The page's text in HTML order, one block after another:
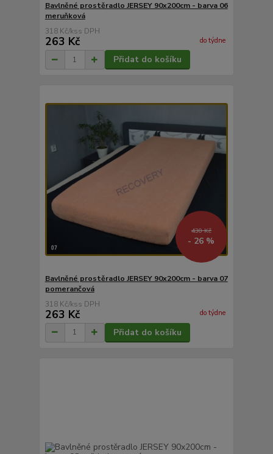
Bavlněné prostěradlo JERSEY 90x200cm - barva 06
meruňková
318 Kč/ks
263 Kč do týdne
Přidat do košíku
430 Kč
- 26 %
Bavlněné prostěradlo JERSEY 90x200cm - barva 07
pomerančová
318 Kč/ks
263 Kč do týdne
Přidat do košíku